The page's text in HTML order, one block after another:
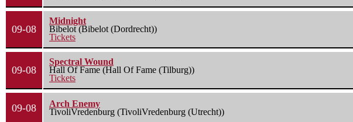
09-08
Midnight
Bibelot (Bibelot (Dordrecht))
Tickets
09-08
Spectral Wound
Hall Of Fame (Hall Of Fame (Tilburg))
Tickets
09-08
Arch Enemy
TivoliVredenburg (TivoliVredenburg (Utrecht))